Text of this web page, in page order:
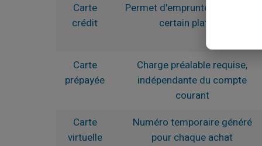
Carte
crédit
Permet d'emprunter jusqu'à un
certain plafond
Carte
prépayée
Charge préalable requise,
indépendante du compte
courant
Carte
virtuelle
Numéro temporaire généré
pour chaque achat